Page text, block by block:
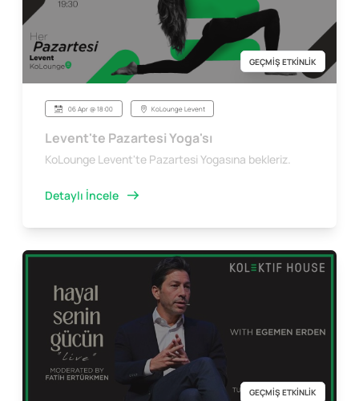
GEÇMİŞ ETKİNLİK
06 Apr @ 18:00 KoLounge Levent
Levent'te Pazartesi Yoga'sı
KoLounge Levent'te Pazartesi Yogasına bekleriz.
Detaylı İncele
GEÇMİŞ ETKİNLİK